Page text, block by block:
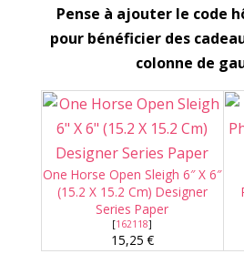
Pense à ajouter le code
pour bénéficier des
colonne de
One Horse Open Sleigh 6″ X 6″
(15.2 X 15.2 Cm) Designer
Series Paper
[162118]
15,25 €